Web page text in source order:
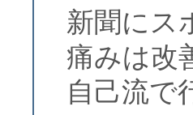
新聞にス
痛みは改
自己流で